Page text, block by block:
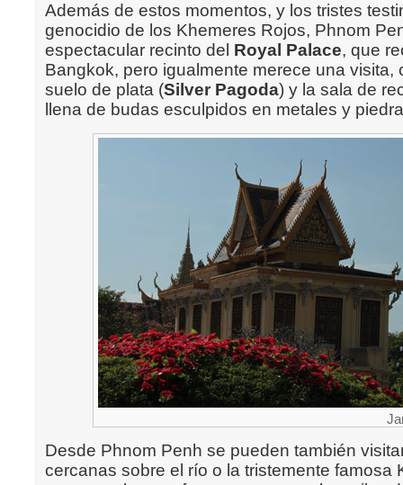
Además de estos momentos, y los tristes
genocidio de los Khemeres Rojos, Phnom
espectacular recinto del Royal Palace, que
Bangkok, pero igualmente merece una visita,
suelo de plata (Silver Pagoda) y la sala de
llena de budas esculpidos en metales y
Desde Phnom Penh se pueden también
cercanas sobre el río o la tristemente famosa